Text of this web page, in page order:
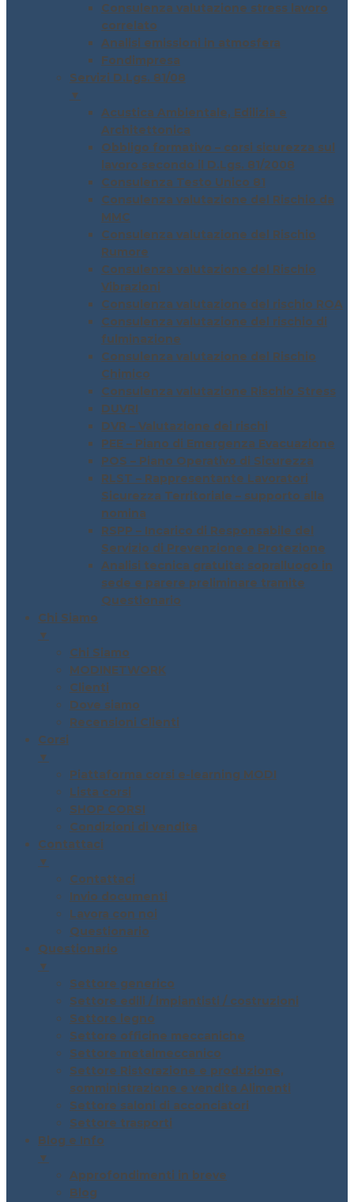
Consulenza valutazione stress lavoro
correlato
Analisi emissioni in atmosfera
Fondimpresa
Servizi D.Lgs. 81/08
▼
Acustica Ambientale, Edilizia e
Architettonica
Obbligo formativo – corsi sicurezza sul
lavoro secondo il D.Lgs. 81/2008
Consulenza Testo Unico 81
Consulenza valutazione del Rischio da
MMC
Consulenza valutazione del Rischio
Rumore
Consulenza valutazione del Rischio
Vibrazioni
Consulenza valutazione del rischio ROA
Consulenza valutazione del rischio di
fulminazione
Consulenza valutazione del Rischio
Chimico
Consulenza valutazione Rischio Stress
DUVRI
DVR – Valutazione dei rischi
PEE – Piano di Emergenza Evacuazione
POS – Piano Operativo di Sicurezza
RLST – Rappresentante Lavoratori
Sicurezza Territoriale – supporto alla
nomina
RSPP – Incarico di Responsabile del
Servizio di Prevenzione e Protezione
Analisi tecnica gratuita: sopralluogo in
sede e parere preliminare tramite
Questionario
Chi Siamo
▼
Chi Siamo
MODINETWORK
Clienti
Dove siamo
Recensioni Clienti
Corsi
▼
Piattaforma corsi e-learning MODI
Lista corsi
SHOP CORSI
Condizioni di vendita
Contattaci
▼
Contattaci
Invio documenti
Lavora con noi
Questionario
Questionario
▼
Settore generico
Settore edili / impiantisti / costruzioni
Settore legno
Settore officine meccaniche
Settore metalmeccanico
Settore Ristorazione e produzione,
somministrazione e vendita Alimenti
Settore saloni di acconciatori
Settore trasporti
Blog e Info
▼
Approfondimenti in breve
Blog